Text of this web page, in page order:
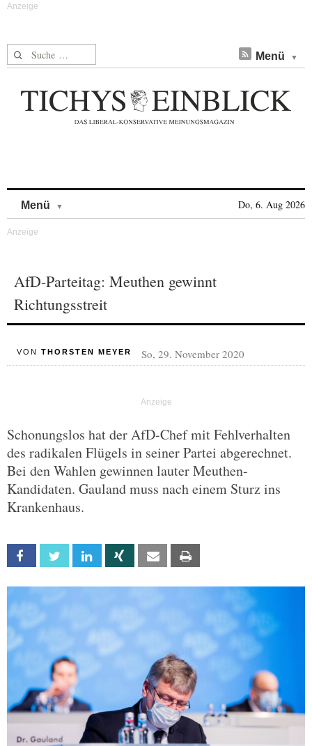
Suche nach: Menü
Menü Do, 6. Aug 2026
AfD-Parteitag: Meuthen gewinnt
Richtungsstreit
VON THORSTEN MEYER So, 29. November 2020
Schonungslos hat der AfD-Chef mit Fehlverhalten
des radikalen Flügels in seiner Partei abgerechnet.
Bei den Wahlen gewinnen lauter Meuthen-
Kandidaten. Gauland muss nach einem Sturz ins
Krankenhaus.
Facebook Twitter Linkedin Xing Email